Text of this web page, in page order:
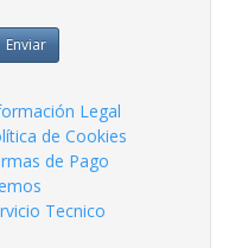
Enviar
Legal
de Cookies
de Pago
Tecnico